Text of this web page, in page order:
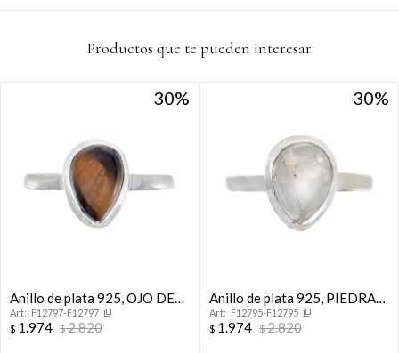
Productos que te pueden interesar
30
30
Anillo de plata 925, OJO DE
TIGRE.F12797-F12797
$ 1.974 $2.820
30
30
Anillo de plata 925, PIEDRA
DE LA LUNA.
F12795-F12795
$ 1.974 $2.820